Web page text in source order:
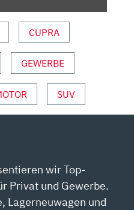
CUPRA
GEWERBE
SUV
wir Top-
Privat und Gewerbe.
Lagerneuwagen und